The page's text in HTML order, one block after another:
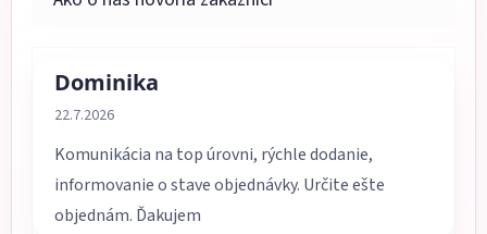
Dominika
Hodnotenie obchodu je 5 z 5 hviezdičiek.
22.7.2026
Komunikácia na top úrovni, rýchle dodanie,
informovanie o stave objednávky. Určite ešte
objednám. Ďakujem